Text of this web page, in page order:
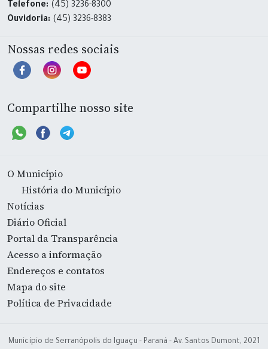
Telefone: (45) 3236-8300
Ouvidoria: (45) 3236-8383
Nossas redes sociais
Compartilhe nosso site
O Município
História do Município
Notícias
Diário Oficial
Portal da Transparência
Acesso a informação
Endereços e contatos
Mapa do site
Política de Privacidade
Município de Serranópolis do Iguaçu - Paraná - Av. Santos Dumont, 2021